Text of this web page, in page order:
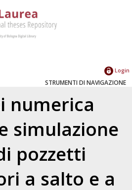
Login
STRUMENTI DI NAVIGAZIONE
numerica
simulazione
pozzetti
a salto e a